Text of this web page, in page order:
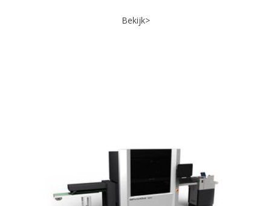
Bekijk>